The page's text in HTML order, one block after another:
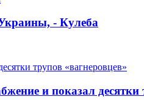
- Кулеба
и показал десятки